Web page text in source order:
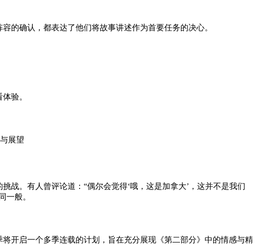
的确认，都表达了他们将故事讲述作为首要任务的决心。
验。
展望
战。有人曾评论道：“偶尔会觉得‘哦，这是加拿大’，这并不是我们
一般。
开启一个多季连载的计划，旨在充分展现《第二部分》中的情感与精